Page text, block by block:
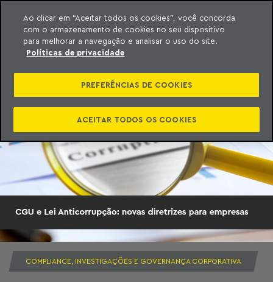
o conteúdo
Machado Meyer
COMPLIANCE, INVESTIGAÇÕES E GOVERNANÇA CORPORATIVA
Ao clicar em “Aceitar todos os cookies”, você concorda
com o armazenamento de cookies no seu dispositivo
para melhorar a navegação e analisar o uso do site.
Políticas de privacidade
PREFERÊNCIAS DE COOKIES
ACEITAR TODOS OS COOKIES